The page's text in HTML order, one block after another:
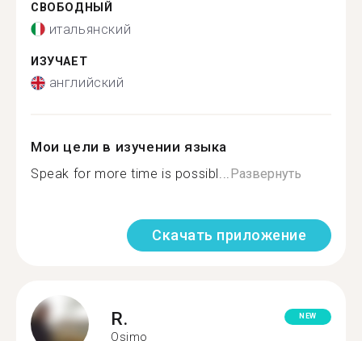
СВОБОДНЫЙ
итальянский
ИЗУЧАЕТ
английский
Мои цели в изучении языка
Speak for more time is possibl...Развернуть
Скачать приложение
R.
Osimo
NEW